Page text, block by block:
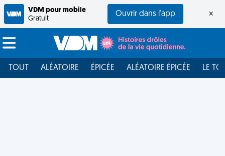
VDM pour mobile
Gratuit
Ouvrir dans l'app ×
TOUT ALÉATOIRE ÉPICÉE ALÉATOIRE ÉPICÉE LE